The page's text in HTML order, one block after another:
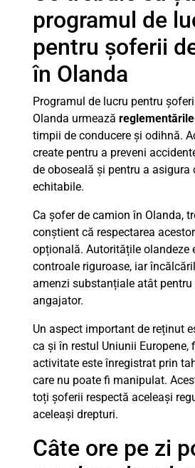
programul de
pentru șoferii
în Olanda
Programul de lucru pentru
Olanda urmează
timpii de conducere și odihnă.
create pentru a preveni
de oboseală și pentru a asigura
echitabile.
Ca șofer de camion în Olanda,
conștient că respectarea
opțională. Autoritățile olandeze
controale riguroase, iar
amenzi substanțiale atât pentru
angajator.
Un aspect important de reținut
ca și în restul Uniunii Europene,
activitate este înregistrat prin
care nu poate fi manipulat.
toți șoferii respectă aceleași
aceleași drepturi.
Câte ore pe zi